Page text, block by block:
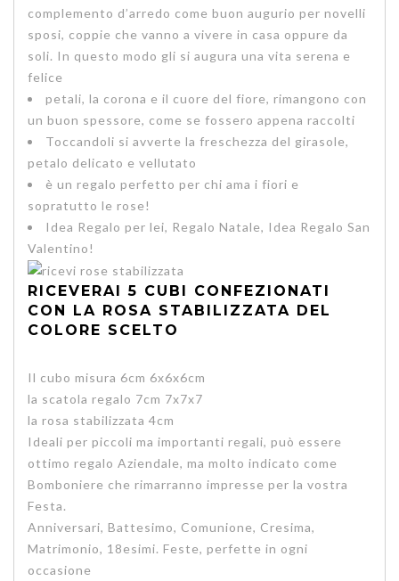
complemento d’arredo come buon augurio per novelli
sposi, coppie che vanno a vivere in casa oppure da
soli. In questo modo gli si augura una vita serena e
felice
petali, la corona e il cuore del fiore, rimangono con
un buon spessore, come se fossero appena raccolti
Toccandoli si avverte la freschezza del girasole,
petalo delicato e vellutato
è un regalo perfetto per chi ama i fiori e
sopratutto le rose!
Idea Regalo per lei, Regalo Natale, Idea Regalo San
Valentino!
RICEVERAI 5 CUBI CONFEZIONATI
CON LA ROSA STABILIZZATA DEL
COLORE SCELTO
Il cubo misura 6cm 6x6x6cm
la scatola regalo 7cm 7x7x7
la rosa stabilizzata 4cm
Ideali per piccoli ma importanti regali, può essere
ottimo regalo Aziendale, ma molto indicato come
Bomboniere che rimarranno impresse per la vostra
Festa.
Anniversari, Battesimo, Comunione, Cresima,
Matrimonio, 18esimi. Feste, perfette in ogni
occasione